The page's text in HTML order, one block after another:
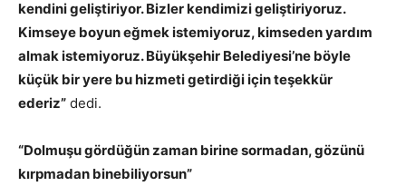
kendini geliştiriyor. Bizler kendimizi geliştiriyoruz.
Kimseye boyun eğmek istemiyoruz, kimseden yardım
almak istemiyoruz. Büyükşehir Belediyesi’ne böyle
küçük bir yere bu hizmeti getirdiği için teşekkür
ederiz” dedi.
“Dolmuşu gördüğün zaman birine sormadan, gözünü
kırpmadan binebiliyorsun”